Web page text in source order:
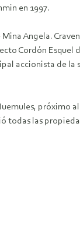
en 1997.
Angela.
Cordón
accionista de
próximo
las